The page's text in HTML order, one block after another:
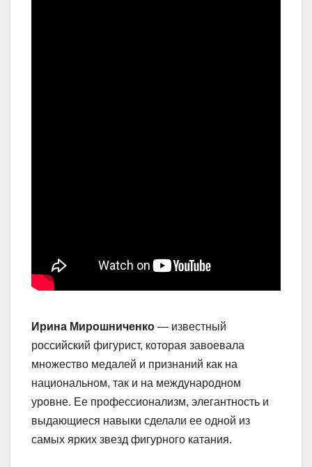
Ирина Мирошниченко — известный
российский фигурист, которая завоевала
множество медалей и признаний как на
национальном, так и на международном
уровне. Ее профессионализм, элегантность и
выдающиеся навыки сделали ее одной из
самых ярких звезд фигурного катания.